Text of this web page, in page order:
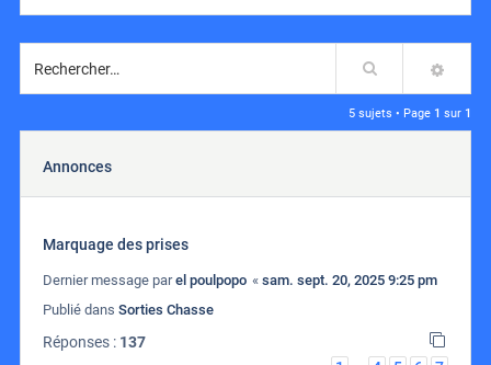
Rechercher
5 sujets • Page 1 sur 1
Annonces
Marquage des prises
Dernier message parel poulpopo « sam. sept. 20, 2025 9:25 pm
Publié dans Sorties Chasse
Réponses : 137